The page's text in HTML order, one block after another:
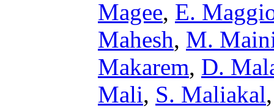
Magee, E.
Mahesh, M.
Makarem, D.
Mali, S. Maliakal